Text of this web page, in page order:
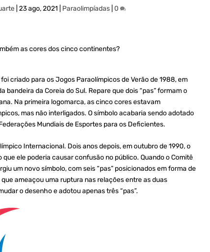
|23 ago, 2021 Paraolimpíadas 0
criado para os Jogos Paraolímpicos de Verão de 1988, em
bandeira da Coreia do Sul. Repare que dois “pas” formam o
Na primeira logomarca, as cinco cores estavam
mas não interligados. O símbolo acabaria sendo adotado
Mundiais de Esportes para os Deficientes.
Internacional. Dois anos depois, em outubro de 1990, o
ele poderia causar confusão no público. Quando o Comitê
um novo símbolo, com seis “pas” posicionados em forma de
ameaçou uma ruptura nas relações entre as duas
o desenho e adotou apenas três “pas”.